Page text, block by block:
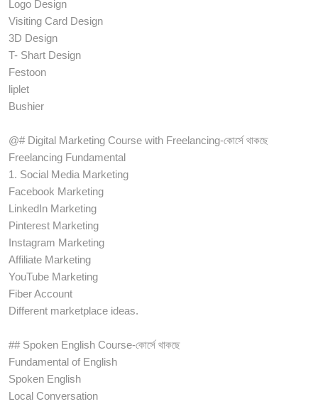
Logo Design
Visiting Card Design
3D Design
T- Shart Design
Festoon
liplet
Bushier
@# Digital Marketing Course with Freelancing-কোর্সে থাকছে
Freelancing Fundamental
1. Social Media Marketing
Facebook Marketing
LinkedIn Marketing
Pinterest Marketing
Instagram Marketing
Affiliate Marketing
YouTube Marketing
Fiber Account
Different marketplace ideas.
## Spoken English Course-কোর্সে থাকছে
Fundamental of English
Spoken English
Local Conversation